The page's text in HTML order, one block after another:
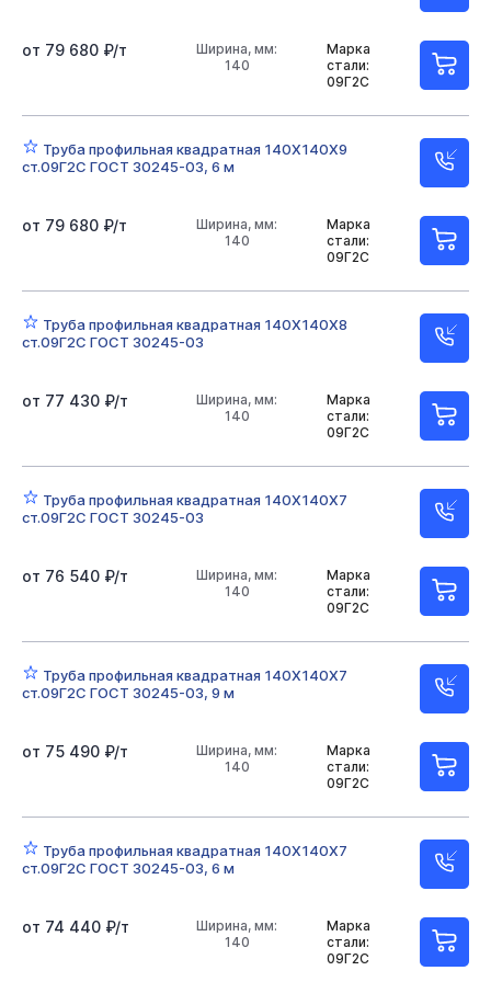
80х80х4 80х80х5
120х120х5 120х120х4 120х120х3 140х140х6
150х150х4
200х200х10 200х200х5 200х200х6
200х200х8 100х4 120х6 120х80х5
80х40
80х40х3
Марка
стали:
09Г2С
Ширина, мм:
140
от 79 680 ₽/т
Труба профильная квадратная 140Х140Х9
ст.09Г2С ГОСТ 30245-03, 6 м
Марка
стали:
09Г2С
Ширина, мм:
140
от 79 680 ₽/т
Труба профильная квадратная 140Х140Х8
ст.09Г2С ГОСТ 30245-03
Марка
стали:
09Г2С
Ширина, мм:
140
от 77 430 ₽/т
Труба профильная квадратная 140Х140Х7
ст.09Г2С ГОСТ 30245-03
Марка
стали:
09Г2С
Ширина, мм:
140
от 76 540 ₽/т
Труба профильная квадратная 140Х140Х7
ст.09Г2С ГОСТ 30245-03, 9 м
Марка
стали:
09Г2С
Ширина, мм:
140
от 75 490 ₽/т
Труба профильная квадратная 140Х140Х7
ст.09Г2С ГОСТ 30245-03, 6 м
Марка
стали:
09Г2С
Ширина, мм:
140
от 74 440 ₽/т